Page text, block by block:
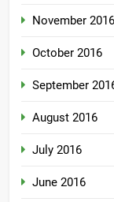
November 2016
October 2016
September
August 2016
July 2016
June 2016